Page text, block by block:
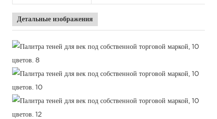
Детальные изображения